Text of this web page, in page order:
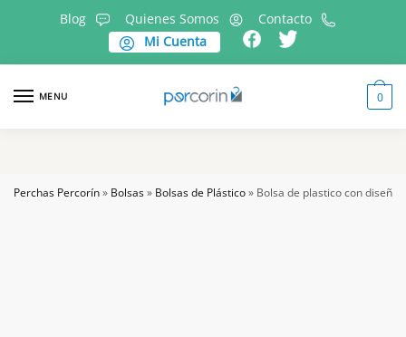
Blog Quienes Somos
Contacto
Mi Cuenta
MENU 0
Perchas Percorín» Bolsas» Bolsas de Plástico» Bolsa de plastico con diseño